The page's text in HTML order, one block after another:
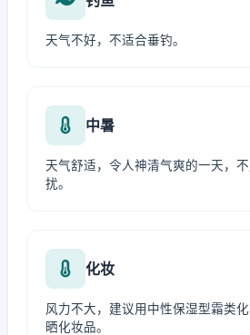
天气不好，不适合垂钓。
中暑
天气舒适，令人神清气爽的一天，
扰。
化妆
风力不大，建议用中性保湿型霜类
晒化妆品。